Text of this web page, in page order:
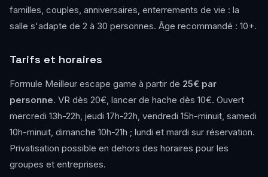
familles, couples, anniversaires, enterrements de vie : la
salle s'adapte de 2 à 30 personnes. Âge recommandé : 10+.
Tarifs et horaires
Formule Meilleur escape game à partir de 25€ par
personne. VR dès 20€, lancer de hache dès 10€. Ouvert
mercredi 13h-22h, jeudi 17h-22h, vendredi 15h-minuit, samedi
10h-minuit, dimanche 10h-21h ; lundi et mardi sur réservation.
Privatisation possible en dehors des horaires pour les
groupes et entreprises.